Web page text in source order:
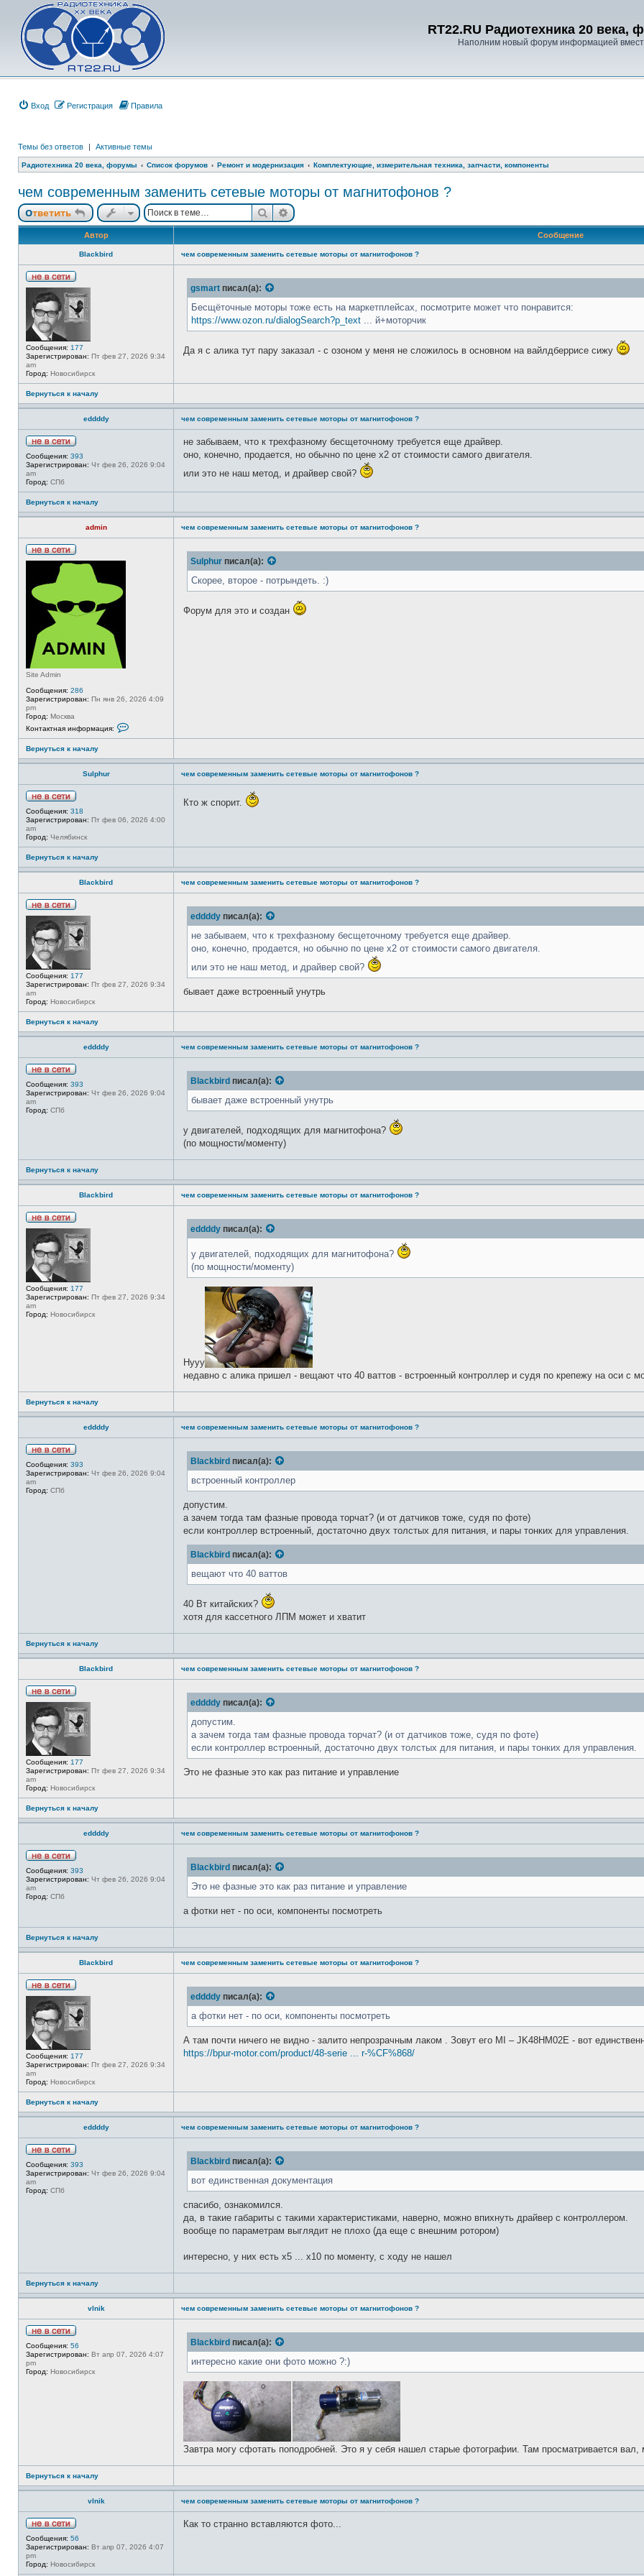
RT22.RU Радиотехника 20 века,
Наполним новый форум информацией
Вход Регистрация Правила
Темы без ответов | Активные темы
Радиотехника 20 века, форумы Список форумов Ремонт и модернизация Комплектующие, измерительная техника, запчасти, компоненты
чем современным заменить сетевые моторы от магнитофонов ?
Ответить ПоискРасширенный поиск
Автор Сообщение
Blackbird
Н
е
в
с
е
Сообщения: 177
Зарегистрирован: Пт фев 27, 2026 9:34
am
Город: Новосибирск
чем современным заменить сетевые моторы от магнитофонов ?
gsmart писал(а):
Бесщёточные моторы тоже есть на маркетплейсах, посмотрите может что понравится:
https://www.ozon.ru/dialogSearch?p_text ... й+моторчик
Да я с алика тут пару заказал - с озоном у меня не сложилось в основном на вайлдберрисе сижу
Вернуться к началу
eddddy
е
в
т
и
Сообщения: 393
Зарегистрирован: Чт фев 26, 2026 9:04
am
Город: СПб
чем современным заменить сетевые моторы от магнитофонов ?
не забываем, что к трехфазному бесщеточному требуется еще драйвер.
оно, конечно, продается, но обычно по цене х2 от стоимости самого двигателя.
или это не наш метод, и драйвер свой?
Вернуться к началу
admin
Н
т
и
Site Admin
Сообщения: 286
Зарегистрирован: Пн янв 26, 2026 4:09
pm
Город: Москва
Контактная информация:
н
а
н
н
ц
л
n
чем современным заменить сетевые моторы от магнитофонов ?
Sulphur писал(а):
Скорее, второе - потрындеть. :)
Форум для это и создан
Вернуться к началу
Sulphur
е
в
е
т
и
Сообщения: 318
Зарегистрирован: Пт фев 06, 2026 4:00
am
Город: Челябинск
чем современным заменить сетевые моторы от магнитофонов ?
Кто ж спорит.
Вернуться к началу
Blackbird
Н
е
в
с
е
Сообщения: 177
Зарегистрирован: Пт фев 27, 2026 9:34
am
Город: Новосибирск
чем современным заменить сетевые моторы от магнитофонов ?
eddddy писал(а):
не забываем, что к трехфазному бесщеточному требуется еще драйвер.
оно, конечно, продается, но обычно по цене х2 от стоимости самого двигателя.
или это не наш метод, и драйвер свой?
бывает даже встроенный унутрь
Вернуться к началу
eddddy
е
в
Сообщения: 393
Зарегистрирован: Чт фев 26, 2026 9:04
am
Город: СПб
чем современным заменить сетевые моторы от магнитофонов ?
Blackbird писал(а):
бывает даже встроенный унутрь
у двигателей, подходящих для магнитофона?
(по мощности/моменту)
Вернуться к началу
Blackbird
Н
е
в
с
е
Сообщения: 177
Зарегистрирован: Пт фев 27, 2026 9:34
am
Город: Новосибирск
чем современным заменить сетевые моторы от магнитофонов ?
eddddy писал(а):
у двигателей, подходящих для магнитофона?
(по мощности/моменту)
Нууу
недавно с алика пришел - вещают что 40 ваттов - встроенный контроллер и судя по крепежу на оси с
Вернуться к началу
eddddy
е
в
Сообщения: 393
Зарегистрирован: Чт фев 26, 2026 9:04
am
Город: СПб
чем современным заменить сетевые моторы от магнитофонов ?
Blackbird писал(а):
встроенный контроллер
допустим.
а зачем тогда там фазные провода торчат? (и от датчиков тоже, судя по фоте)
если контроллер встроенный, достаточно двух толстых для питания, и пары тонких для управления.
Blackbird писал(а):
вещают что 40 ваттов
40 Вт китайских?
хотя для кассетного ЛПМ может и хватит
Вернуться к началу
Blackbird
Н
е
в
с
е
Сообщения: 177
Зарегистрирован: Пт фев 27, 2026 9:34
am
Город: Новосибирск
чем современным заменить сетевые моторы от магнитофонов ?
eddddy писал(а):
допустим.
а зачем тогда там фазные провода торчат? (и от датчиков тоже, судя по фоте)
если контроллер встроенный, достаточно двух толстых для питания, и пары тонких для управления.
Это не фазные это как раз питание и управление
Вернуться к началу
eddddy
е
в
Сообщения: 393
Зарегистрирован: Чт фев 26, 2026 9:04
am
Город: СПб
чем современным заменить сетевые моторы от магнитофонов ?
Blackbird писал(а):
Это не фазные это как раз питание и управление
а фотки нет - по оси, компоненты посмотреть
Вернуться к началу
Blackbird
Н
е
в
с
е
Сообщения: 177
Зарегистрирован: Пт фев 27, 2026 9:34
am
Город: Новосибирск
чем современным заменить сетевые моторы от магнитофонов ?
eddddy писал(а):
а фотки нет - по оси, компоненты посмотреть
А там почти ничего не видно - залито непрозрачным лаком . Зовут его MI – JK48HM02E - вот
https://bpur-motor.com/product/48-serie ... r-%CF%868/
Вернуться к началу
eddddy
е
в
Сообщения: 393
Зарегистрирован: Чт фев 26, 2026 9:04
am
Город: СПб
чем современным заменить сетевые моторы от магнитофонов ?
Blackbird писал(а):
вот единственная документация
спасибо, ознакомился.
да, в такие габариты с такими характеристиками, наверно, можно впихнуть драйвер с контроллером.
вообще по параметрам выглядит не плохо (да еще с внешним ротором)
интересно, у них есть х5 ... х10 по моменту, с ходу не нашел
Вернуться к началу
vlnik
е
в
е
Сообщения: 56
Зарегистрирован: Вт апр 07, 2026 4:07
pm
Город: Новосибирск
чем современным заменить сетевые моторы от магнитофонов ?
Blackbird писал(а):
интересно какие они фото можно ?:)
Завтра могу сфотать поподробней. Это я у себя нашел старые фотографии. Там просматривается
Вернуться к началу
vlnik
е
в
е
Сообщения: 56
Зарегистрирован: Вт апр 07, 2026 4:07
pm
Город: Новосибирск
чем современным заменить сетевые моторы от магнитофонов ?
Как то странно вставляются фото...